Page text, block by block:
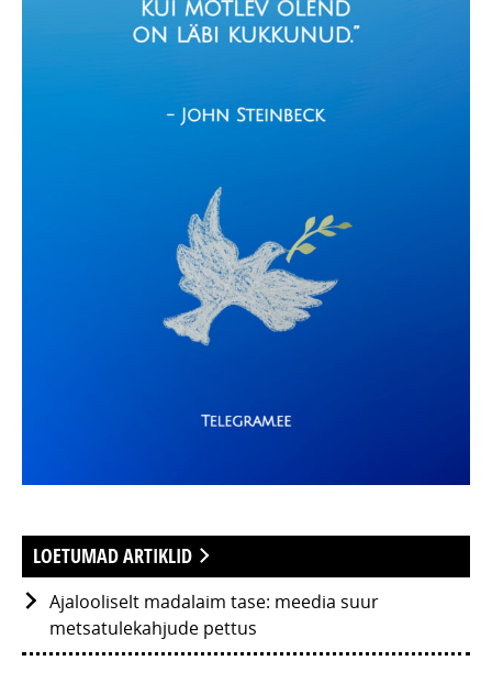
LOETUMAD ARTIKLID
Ajalooliselt madalaim tase: meedia suur
metsatulekahjude pettus